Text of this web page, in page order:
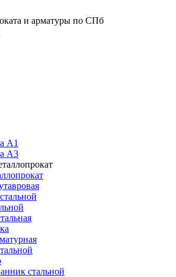
и арматуры по СПб
A1
А3
стальной